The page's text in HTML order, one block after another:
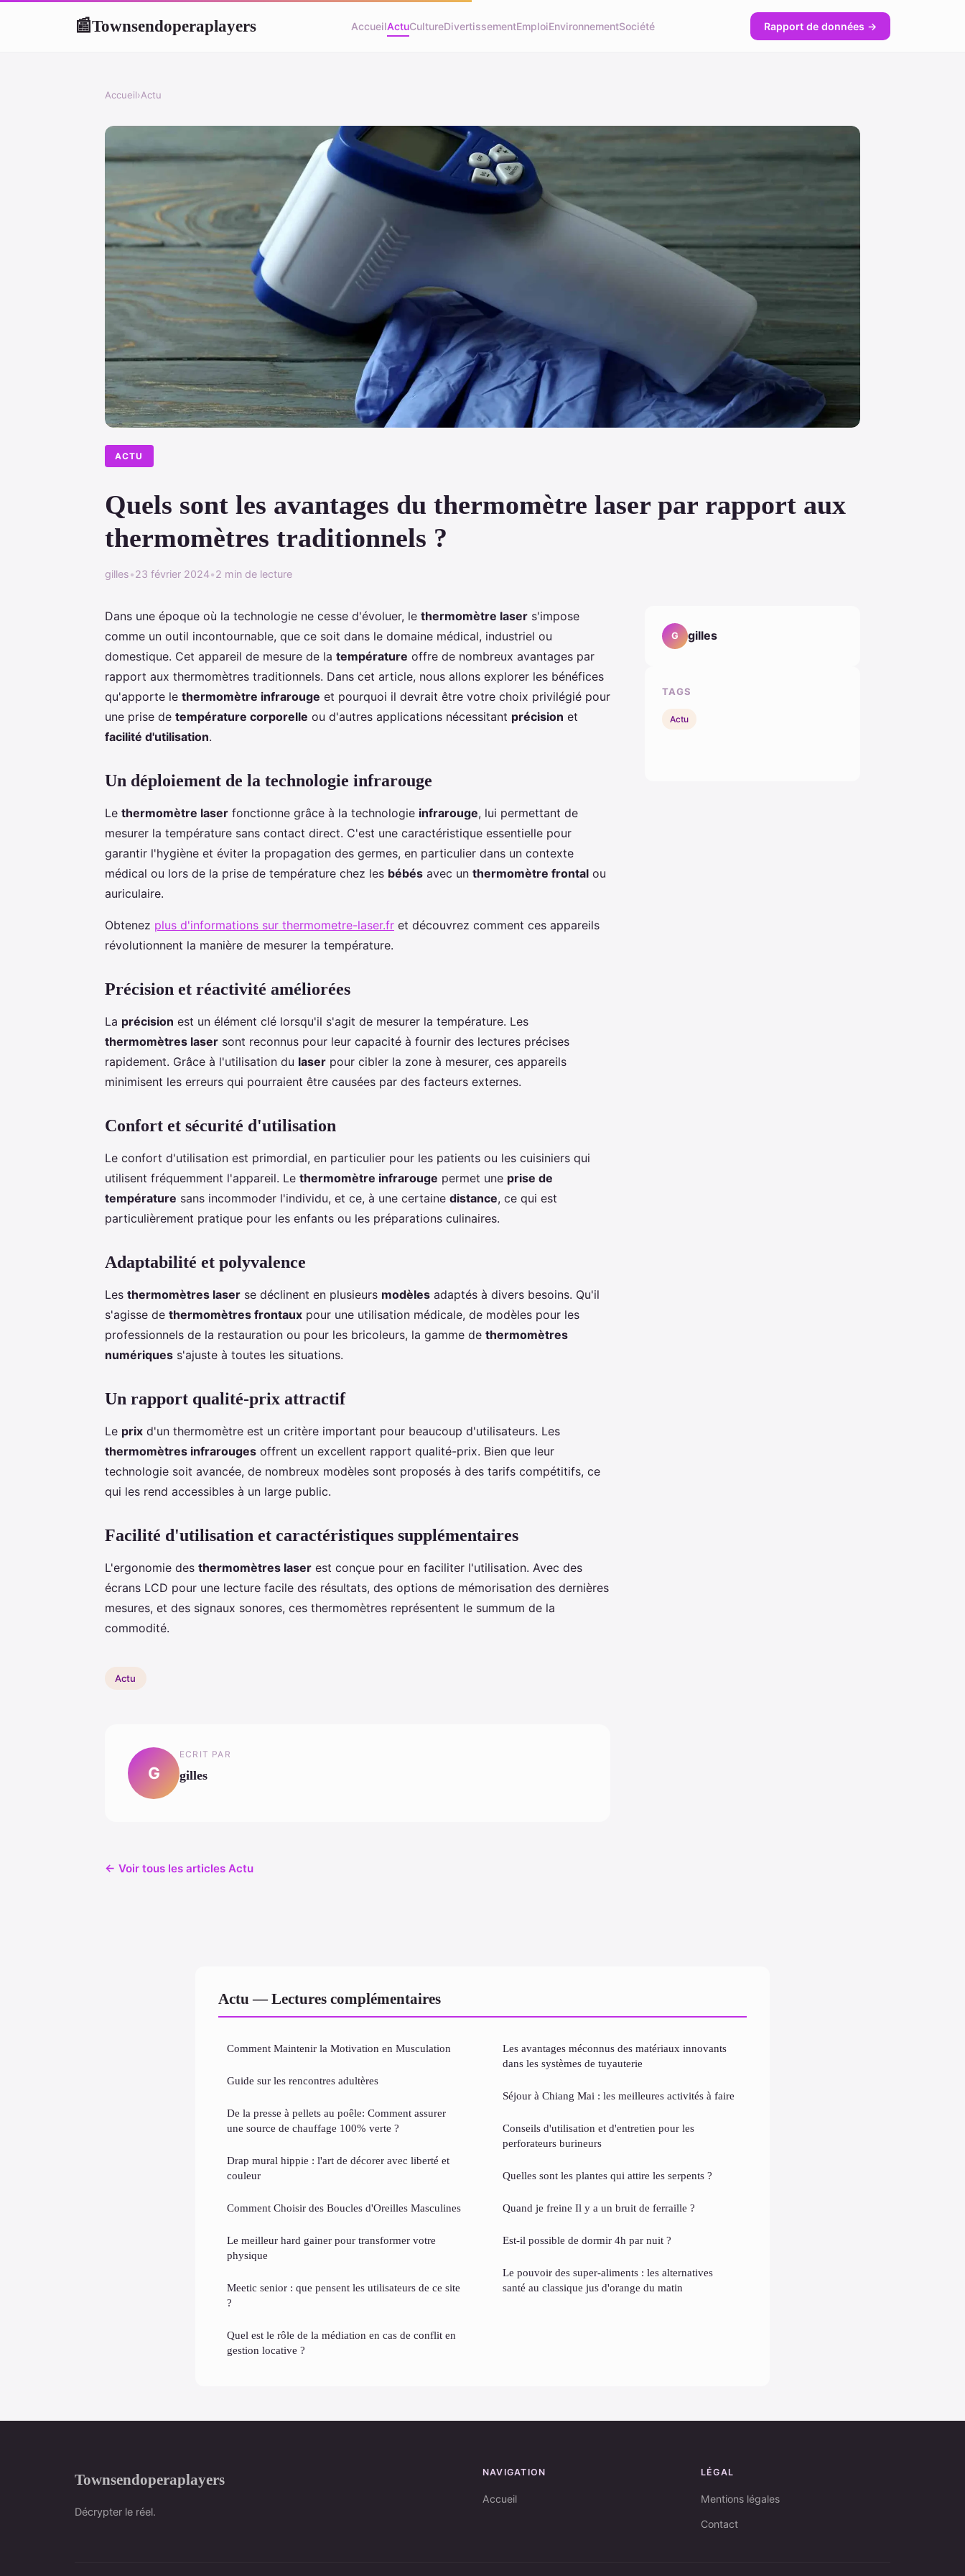
📰Townsendoperaplayers AccueilActuCultureDivertissementEmploiEnvironnementSociété Rapport de données →
Accueil›Actu
ACTU
Quels sont les avantages du thermomètre laser par rapport aux
thermomètres traditionnels ?
gilles•23 février 2024•2 min de lecture
Dans une époque où la technologie ne cesse d'évoluer, le thermomètre laser s'impose
comme un outil incontournable, que ce soit dans le domaine médical, industriel ou
domestique. Cet appareil de mesure de la température offre de nombreux avantages par
rapport aux thermomètres traditionnels. Dans cet article, nous allons explorer les bénéfices
qu'apporte le thermomètre infrarouge et pourquoi il devrait être votre choix privilégié pour
une prise de température corporelle ou d'autres applications nécessitant précision et
facilité d'utilisation.
Un déploiement de la technologie infrarouge
Le thermomètre laser fonctionne grâce à la technologie infrarouge, lui permettant de
mesurer la température sans contact direct. C'est une caractéristique essentielle pour
garantir l'hygiène et éviter la propagation des germes, en particulier dans un contexte
médical ou lors de la prise de température chez les bébés avec un thermomètre frontal ou
auriculaire.
Obtenez plus d'informations sur thermometre-laser.fr et découvrez comment ces appareils
révolutionnent la manière de mesurer la température.
Précision et réactivité améliorées
La précision est un élément clé lorsqu'il s'agit de mesurer la température. Les
thermomètres laser sont reconnus pour leur capacité à fournir des lectures précises
rapidement. Grâce à l'utilisation du laser pour cibler la zone à mesurer, ces appareils
minimisent les erreurs qui pourraient être causées par des facteurs externes.
Confort et sécurité d'utilisation
Le confort d'utilisation est primordial, en particulier pour les patients ou les cuisiniers qui
utilisent fréquemment l'appareil. Le thermomètre infrarouge permet une prise de
température sans incommoder l'individu, et ce, à une certaine distance, ce qui est
particulièrement pratique pour les enfants ou les préparations culinaires.
Adaptabilité et polyvalence
Les thermomètres laser se déclinent en plusieurs modèles adaptés à divers besoins. Qu'il
s'agisse de thermomètres frontaux pour une utilisation médicale, de modèles pour les
professionnels de la restauration ou pour les bricoleurs, la gamme de thermomètres
numériques s'ajuste à toutes les situations.
Un rapport qualité-prix attractif
Le prix d'un thermomètre est un critère important pour beaucoup d'utilisateurs. Les
thermomètres infrarouges offrent un excellent rapport qualité-prix. Bien que leur
technologie soit avancée, de nombreux modèles sont proposés à des tarifs compétitifs, ce
qui les rend accessibles à un large public.
Facilité d'utilisation et caractéristiques supplémentaires
L'ergonomie des thermomètres laser est conçue pour en faciliter l'utilisation. Avec des
écrans LCD pour une lecture facile des résultats, des options de mémorisation des dernières
mesures, et des signaux sonores, ces thermomètres représentent le summum de la
commodité.
Actu
G
ECRIT PAR
gilles
← Voir tous les articles Actu
G gilles
TAGS
Actu
Actu — Lectures complémentaires
Comment Maintenir la Motivation en Musculation
Guide sur les rencontres adultères
De la presse à pellets au poêle: Comment assurer
une source de chauffage 100% verte ?
Drap mural hippie : l'art de décorer avec liberté et
couleur
Comment Choisir des Boucles d'Oreilles Masculines
Le meilleur hard gainer pour transformer votre
physique
Meetic senior : que pensent les utilisateurs de ce site
?
Quel est le rôle de la médiation en cas de conflit en
gestion locative ?
Les avantages méconnus des matériaux innovants
dans les systèmes de tuyauterie
Séjour à Chiang Mai : les meilleures activités à faire
Conseils d'utilisation et d'entretien pour les
perforateurs burineurs
Quelles sont les plantes qui attire les serpents ?
Quand je freine Il y a un bruit de ferraille ?
Est-il possible de dormir 4h par nuit ?
Le pouvoir des super-aliments : les alternatives
santé au classique jus d'orange du matin
Townsendoperaplayers
Décrypter le réel.
NAVIGATION
Accueil
LÉGAL
Mentions légales
Contact